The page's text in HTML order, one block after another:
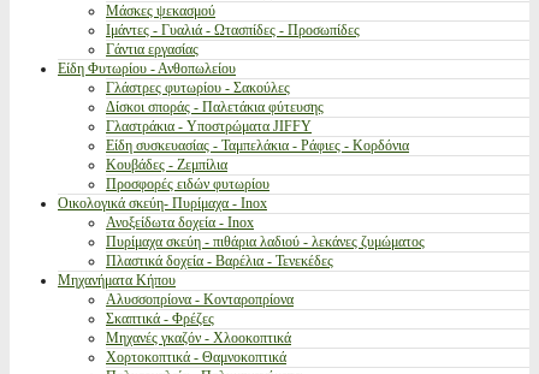
Μάσκες ψεκασμού
Ιμάντες - Γυαλιά - Ωτασπίδες - Προσωπίδες
Γάντια εργασίας
Είδη Φυτωρίου - Ανθοπωλείου
Γλάστρες φυτωρίου - Σακούλες
Δίσκοι σποράς - Παλετάκια φύτευσης
Γλαστράκια - Υποστρώματα JIFFY
Είδη συσκευασίας - Ταμπελάκια - Ράφιες - Κορδόνια
Κουβάδες - Ζεμπίλια
Προσφορές ειδών φυτωρίου
Οικολογικά σκεύη- Πυρίμαχα - Inox
Ανοξείδωτα δοχεία - Inox
Πυρίμαχα σκεύη - πιθάρια λαδιού - λεκάνες ζυμώματος
Πλαστικά δοχεία - Βαρέλια - Τενεκέδες
Μηχανήματα Κήπου
Αλυσσοπρίονα - Κονταροπρίονα
Σκαπτικά - Φρέζες
Μηχανές γκαζόν - Χλοοκοπτικά
Χορτοκοπτικά - Θαμνοκοπτικά